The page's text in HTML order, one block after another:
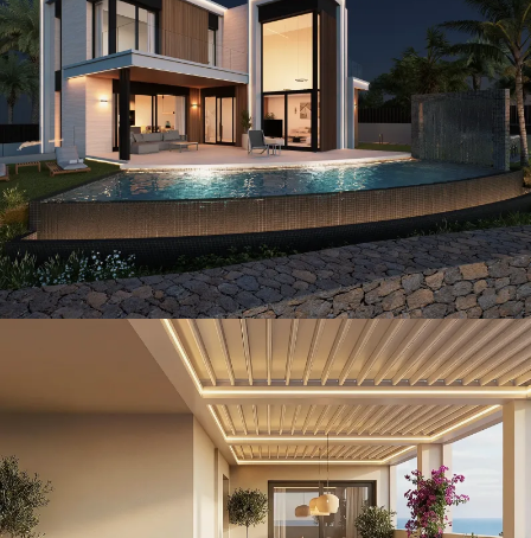
Infinity · Island
CONSTRUCCIÓN / THE ISLAND / VILLAS
Ático ALC
VILLAS